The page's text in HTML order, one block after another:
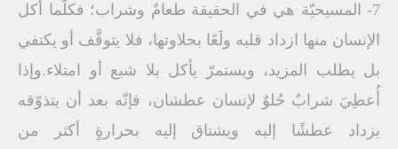
7- المسيحيّة هي في الحقيقة طعامٌ وشراب؛ فكلّما أكل
الإنسان منها ازداد قلبه ولَعًا بحلاوتها، فلا يتوقَّف أو يكتفي
بل يطلب المزيد، ويستمرّ يأكل بلا شبع أو امتلاء.وإذا
أُعطِيَ شرابٌ حُلوٌ لإنسان عطشان، فإنّه بعد أن يتذوّقه
يزداد عطشًا إليه ويشتاق إليه بحرارةٍ أكثر من